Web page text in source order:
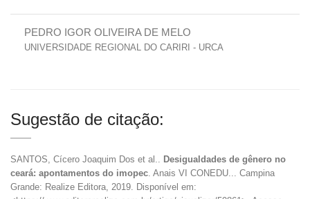
PEDRO IGOR OLIVEIRA DE MELO
UNIVERSIDADE REGIONAL DO CARIRI - URCA
Sugestão de citação:
SANTOS, Cícero Joaquim Dos et al.. Desigualdades de gênero no
ceará: apontamentos do imopec. Anais VI CONEDU... Campina
Grande: Realize Editora, 2019. Disponível em: